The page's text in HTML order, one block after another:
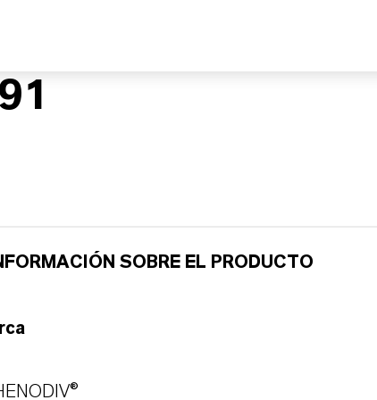
SOBRE EL PRODUCTO